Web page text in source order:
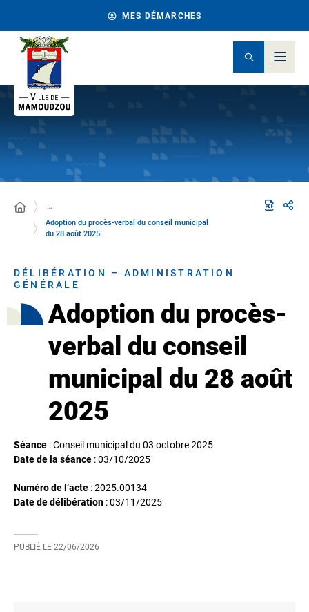
MES DÉMARCHES
…
Adoption du procès-verbal du conseil municipal
du 28 août 2025
DÉLIBÉRATION – ADMINISTRATION
GÉNÉRALE
Adoption du procès-
verbal du conseil
municipal du 28 août
2025
Séance : Conseil municipal du 03 octobre 2025
Date de la séance :03/10/2025
Numéro de l’acte : 2025.00134
Date de délibération :03/11/2025
PUBLIÉ LE 22/06/2026